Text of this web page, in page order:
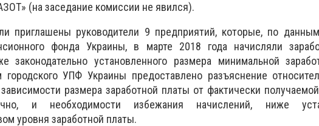
(на заседание комиссии не явился).
приглашены руководители 9 предприятий, которые, по данным
фонда Украины, в марте 2018 года начисляли
законодательно установленного размера минимальной
городского УПФ Украины предоставлено разъяснение
размера заработной платы от фактически
и необходимости избежания начислений, ниже
уровня заработной платы.